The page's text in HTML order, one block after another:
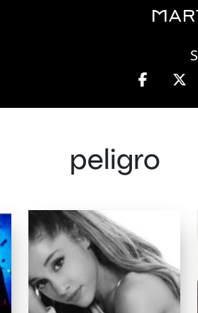
Martha Debayle en W, lunes a
peligro